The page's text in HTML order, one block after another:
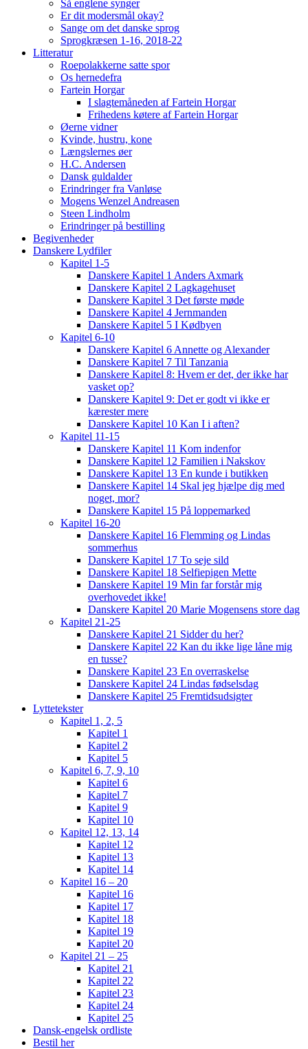
Så englene synger
Er dit modersmål okay?
Sange om det danske sprog
Sprogkræsen 1-16, 2018-22
Litteratur
Roepolakkerne satte spor
Os hernedefra
Fartein Horgar
I slagtemåneden af Fartein Horgar
Frihedens køtere af Fartein Horgar
Øerne vidner
Kvinde, hustru, kone
Længslernes øer
H.C. Andersen
Dansk guldalder
Erindringer fra Vanløse
Mogens Wenzel Andreasen
Steen Lindholm
Erindringer på bestilling
Begivenheder
Danskere Lydfiler
Kapitel 1-5
Danskere Kapitel 1 Anders Axmark
Danskere Kapitel 2 Lagkagehuset
Danskere Kapitel 3 Det første møde
Danskere Kapitel 4 Jernmanden
Danskere Kapitel 5 I Kødbyen
Kapitel 6-10
Danskere Kapitel 6 Annette og Alexander
Danskere Kapitel 7 Til Tanzania
Danskere Kapitel 8: Hvem er det, der ikke har
vasket op?
Danskere Kapitel 9: Det er godt vi ikke er
kærester mere
Danskere Kapitel 10 Kan I i aften?
Kapitel 11-15
Danskere Kapitel 11 Kom indenfor
Danskere Kapitel 12 Familien i Nakskov
Danskere Kapitel 13 En kunde i butikken
Danskere Kapitel 14 Skal jeg hjælpe dig med
noget, mor?
Danskere Kapitel 15 På loppemarked
Kapitel 16-20
Danskere Kapitel 16 Flemming og Lindas
sommerhus
Danskere Kapitel 17 To seje sild
Danskere Kapitel 18 Selfiepigen Mette
Danskere Kapitel 19 Min far forstår mig
overhovedet ikke!
Danskere Kapitel 20 Marie Mogensens store dag
Kapitel 21-25
Danskere Kapitel 21 Sidder du her?
Danskere Kapitel 22 Kan du ikke lige låne mig
en tusse?
Danskere Kapitel 23 En overraskelse
Danskere Kapitel 24 Lindas fødselsdag
Danskere Kapitel 25 Fremtidsudsigter
Lyttetekster
Kapitel 1, 2, 5
Kapitel 1
Kapitel 2
Kapitel 5
Kapitel 6, 7, 9, 10
Kapitel 6
Kapitel 7
Kapitel 9
Kapitel 10
Kapitel 12, 13, 14
Kapitel 12
Kapitel 13
Kapitel 14
Kapitel 16 – 20
Kapitel 16
Kapitel 17
Kapitel 18
Kapitel 19
Kapitel 20
Kapitel 21 – 25
Kapitel 21
Kapitel 22
Kapitel 23
Kapitel 24
Kapitel 25
Dansk-engelsk ordliste
Bestil her